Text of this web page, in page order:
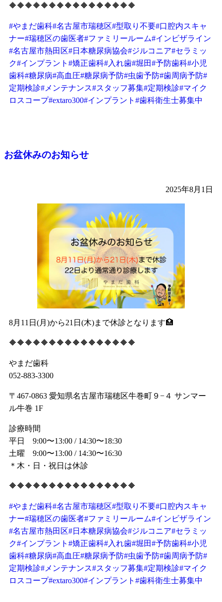
🔶🔶🔶🔶🔶🔶🔶🔶🔶🔶🔶🔶🔶🔶🔶🔶
#やまだ歯科#名古屋市瑞穂区#型取り不要#口腔内スキャ
ナー#瑞穂区の歯医者#ファミリールーム#インビザライン
#名古屋市熱田区#日本糖尿病協会#ジルコニア#セラミッ
ク#インプラント #矯正歯科#入れ歯#堀田#予防歯科#小児
歯科#糖尿病#高血圧#糖尿病予防#虫歯予防#歯周病予防#
定期検診#メンテナンス#スタッフ募集#定期検診#マイク
ロスコープ#extaro300#インプラント #歯科衛生士募集中
お盆休みのお知らせ
2025年8月1日
8月11日(月)から21日(木)まで休診となります🏥
🔶🔶🔶🔶🔶🔶🔶🔶🔶🔶🔶🔶🔶🔶🔶🔶
やまだ歯科
052-883-3300
〒467-0863 愛知県名古屋市瑞穂区牛巻町９−４ サンマー
ル牛巻 1F
診療時間
平日 9:00〜13:00 / 14:30〜18:30
土曜 9:00〜13:00 / 14:30〜16:30
＊木・日・祝日は休診
🔶🔶🔶🔶🔶🔶🔶🔶🔶🔶🔶🔶🔶🔶🔶🔶
#やまだ歯科#名古屋市瑞穂区#型取り不要#口腔内スキャ
ナー#瑞穂区の歯医者#ファミリールーム#インビザライン
#名古屋市熱田区#日本糖尿病協会#ジルコニア#セラミッ
ク#インプラント #矯正歯科#入れ歯#堀田#予防歯科#小児
歯科#糖尿病#高血圧#糖尿病予防#虫歯予防#歯周病予防#
定期検診#メンテナンス#スタッフ募集#定期検診#マイク
ロスコープ#extaro300#インプラント #歯科衛生士募集中